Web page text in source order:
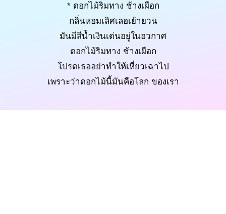
* ดอกไม้ริมทาง ช้างเผือก
กลิ่นหอมเลิศเลอเย้ายวน
มันมีสีน้ำเงินเด่นอยู่ในอวกาศ
ดอกไม้ริมทาง ช้างเผือก
โปรดเธออย่าทำให้เหี่ยวเฉาไป
เพราะว่าดอกไม้นี้มันคือโลก ของเรา